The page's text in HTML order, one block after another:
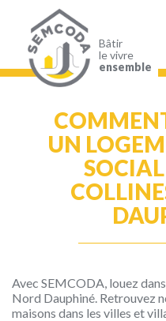
contenu
principal
Bâtir
le vivre
ensemble
UN
Avec SEMCODA, louez
Nord Dauphiné. Retrouvez
maisons dans les villes et